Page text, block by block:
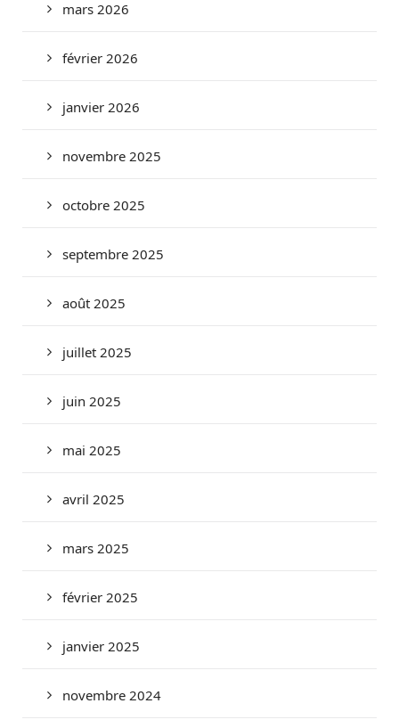
mars 2026
février 2026
janvier 2026
novembre 2025
octobre 2025
septembre 2025
août 2025
juillet 2025
juin 2025
mai 2025
avril 2025
mars 2025
février 2025
janvier 2025
novembre 2024